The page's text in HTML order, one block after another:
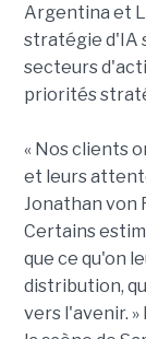
Argentina et
stratégie d'IA
secteurs
priorités
« Nos clients
et leurs
Jonathan von
Certains
que ce qu'on
distribution,
vers l'avenir.